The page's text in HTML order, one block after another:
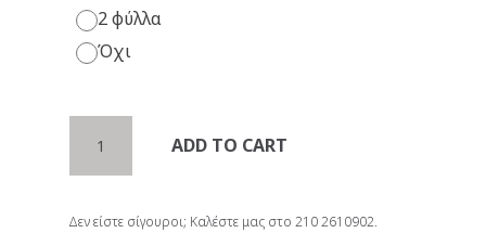
2 φύλλα
Όχι
IASON
quantity
ADD TO CART
Δεν είστε σίγουροι; Καλέστε μας στο 210 2610902.